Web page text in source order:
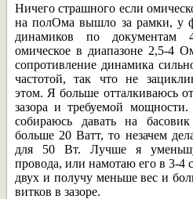
Ничего страшного если
на полОма вышло за рамки, у
динамиков по
омическое в диапазоне 2,5-4
сопротивление динамика
частотой, так что не
этом. Я больше отталкиваюсь
зазора и требуемой
собираюсь давать на
больше 20 Ватт, то незачем
для 50 Вт. Лучше я
провода, или намотаю его в 3-4
двух и получу меньше вес и
витков в зазоре.